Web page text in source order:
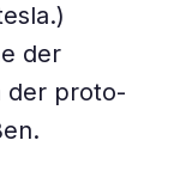
der
der proto-